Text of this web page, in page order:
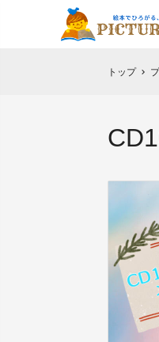
トップ chevron_right